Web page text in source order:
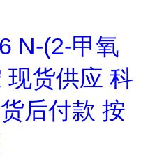
N-(2-甲氧
现货供应 科
后付款 按